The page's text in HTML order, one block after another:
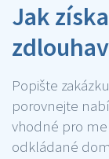
Jak
Popište
porovnejte
vhodné pro
odkládané